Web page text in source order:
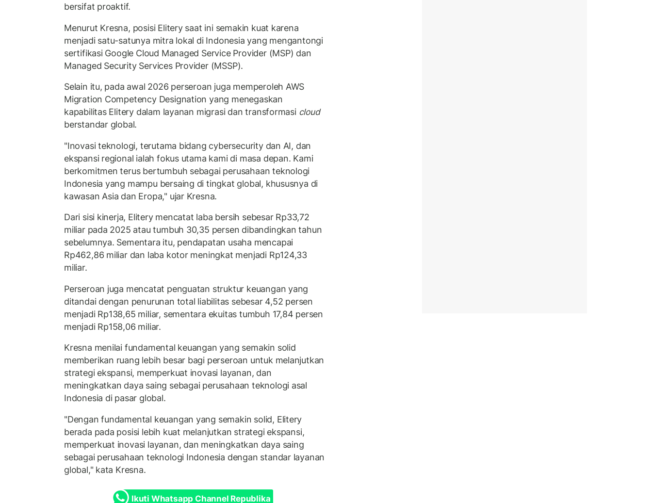
bersifat proaktif.
Menurut Kresna, posisi Elitery saat ini semakin kuat karena
menjadi satu-satunya mitra lokal di Indonesia yang mengantongi
sertifikasi Google Cloud Managed Service Provider (MSP) dan
Managed Security Services Provider (MSSP).
Selain itu, pada awal 2026 perseroan juga memperoleh AWS
Migration Competency Designation yang menegaskan
kapabilitas Elitery dalam layanan migrasi dan transformasi cloud
berstandar global.
"Inovasi teknologi, terutama bidang cybersecurity dan AI, dan
ekspansi regional ialah fokus utama kami di masa depan. Kami
berkomitmen terus bertumbuh sebagai perusahaan teknologi
Indonesia yang mampu bersaing di tingkat global, khususnya di
kawasan Asia dan Eropa," ujar Kresna.
Dari sisi kinerja, Elitery mencatat laba bersih sebesar Rp33,72
miliar pada 2025 atau tumbuh 30,35 persen dibandingkan tahun
sebelumnya. Sementara itu, pendapatan usaha mencapai
Rp462,86 miliar dan laba kotor meningkat menjadi Rp124,33
miliar.
Perseroan juga mencatat penguatan struktur keuangan yang
ditandai dengan penurunan total liabilitas sebesar 4,52 persen
menjadi Rp138,65 miliar, sementara ekuitas tumbuh 17,84 persen
menjadi Rp158,06 miliar.
Kresna menilai fundamental keuangan yang semakin solid
memberikan ruang lebih besar bagi perseroan untuk melanjutkan
strategi ekspansi, memperkuat inovasi layanan, dan
meningkatkan daya saing sebagai perusahaan teknologi asal
Indonesia di pasar global.
"Dengan fundamental keuangan yang semakin solid, Elitery
berada pada posisi lebih kuat melanjutkan strategi ekspansi,
memperkuat inovasi layanan, dan meningkatkan daya saing
sebagai perusahaan teknologi Indonesia dengan standar layanan
global," kata Kresna.
Ikuti Whatsapp Channel Republika